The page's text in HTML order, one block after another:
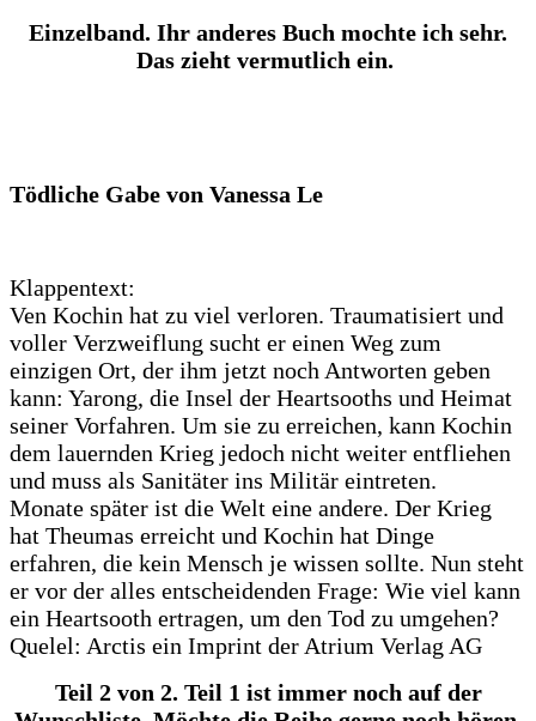
Einzelband. Ihr anderes Buch mochte ich sehr.
Das zieht vermutlich ein.
Tödliche Gabe von Vanessa Le
Klappentext:
Ven Kochin hat zu viel verloren. Traumatisiert und
voller Verzweiflung sucht er einen Weg zum
einzigen Ort, der ihm jetzt noch Antworten geben
kann: Yarong, die Insel der Heartsooths und Heimat
seiner Vorfahren. Um sie zu erreichen, kann Kochin
dem lauernden Krieg jedoch nicht weiter entfliehen
und muss als Sanitäter ins Militär eintreten.
Monate später ist die Welt eine andere. Der Krieg
hat Theumas erreicht und Kochin hat Dinge
erfahren, die kein Mensch je wissen sollte. Nun steht
er vor der alles entscheidenden Frage: Wie viel kann
ein Heartsooth ertragen, um den Tod zu umgehen?
Quelel: Arctis ein Imprint der Atrium Verlag AG
Teil 2 von 2. Teil 1 ist immer noch auf der